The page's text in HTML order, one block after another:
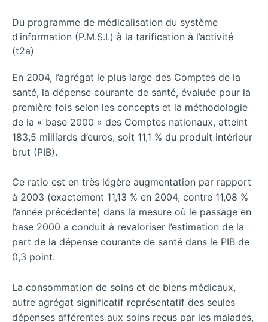
Du programme de médicalisation du système
d’information (P.M.S.I.) à la tarification à l’activité
(t2a)
En 2004, l’agrégat le plus large des Comptes de la
santé, la dépense courante de santé, évaluée pour la
première fois selon les concepts et la méthodologie
de la « base 2000 » des Comptes nationaux, atteint
183,5 milliards d’euros, soit 11,1 % du produit intérieur
brut (PIB).
Ce ratio est en très légère augmentation par rapport
à 2003 (exactement 11,13 % en 2004, contre 11,08 %
l’année précédente) dans la mesure où le passage en
base 2000 a conduit à revaloriser l’estimation de la
part de la dépense courante de santé dans le PIB de
0,3 point.
La consommation de soins et de biens médicaux,
autre agrégat significatif représentatif des seules
dépenses afférentes aux soins reçus par les malades,